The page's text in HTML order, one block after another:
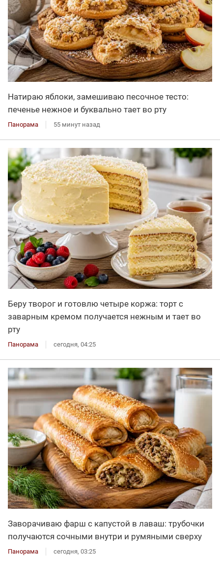
Натираю яблоки, замешиваю песочное тесто:
печенье нежное и буквально тает во рту
Панорама 55 минут назад
Беру творог и готовлю четыре коржа: торт с
заварным кремом получается нежным и тает во
рту
Панорама сегодня, 04:25
Заворачиваю фарш с капустой в лаваш: трубочки
получаются сочными внутри и румяными сверху
Панорама сегодня, 03:25